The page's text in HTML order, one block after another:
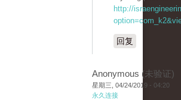
http://
回复
Anonymous (未验证)
星期三, 04/24/2019 - 04:20
永久连接